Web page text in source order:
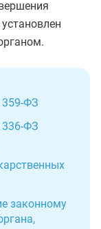
359-ФЗ
336-ФЗ
законному